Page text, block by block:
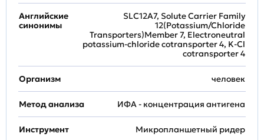
Английские
синонимы
SLC12A7, Solute Carrier Family
12(Potassium/Chloride
Transporters)Member 7, Electroneutral
potassium-chloride cotransporter 4, K-Cl
cotransporter 4
Организм человек
Метод анализа ИФА - концентрация антигена
Инструмент Микропланшетный ридер